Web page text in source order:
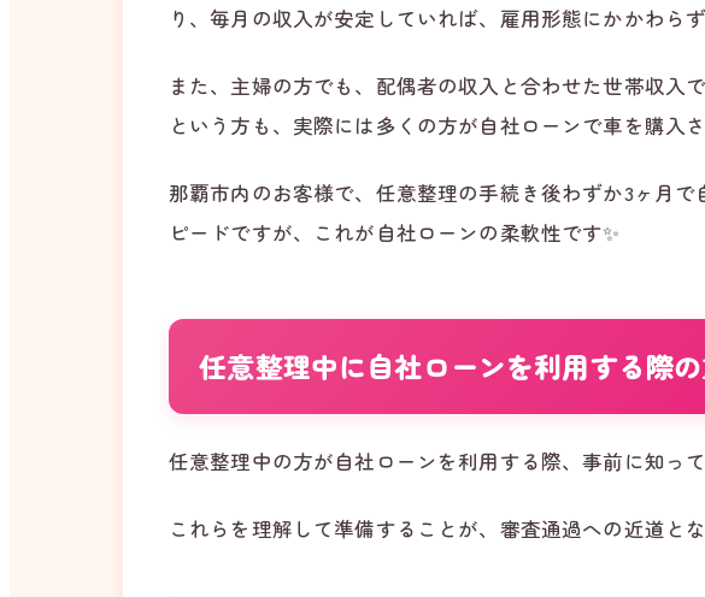
り、毎月の収入が安定していれば、雇用形態にかかわら
また、主婦の方でも、配偶者の収入と合わせた世帯収入
という方も、実際には多くの方が自社ローンで車を購入さ
那覇市内のお客様で、任意整理の手続き後わずか3ヶ月
ピードですが、これが自社ローンの柔軟性です✨
任意整理中に自社ローンを利用する際
任意整理中の方が自社ローンを利用する際、事前に知っ
これらを理解して準備することが、審査通過への近道と